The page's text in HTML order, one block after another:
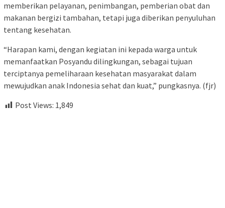
memberikan pelayanan, penimbangan, pemberian obat dan
makanan bergizi tambahan, tetapi juga diberikan penyuluhan
tentang kesehatan.
“Harapan kami, dengan kegiatan ini kepada warga untuk
memanfaatkan Posyandu dilingkungan, sebagai tujuan
terciptanya pemeliharaan kesehatan masyarakat dalam
mewujudkan anak Indonesia sehat dan kuat,” pungkasnya. (fjr)
Post Views: 1,849